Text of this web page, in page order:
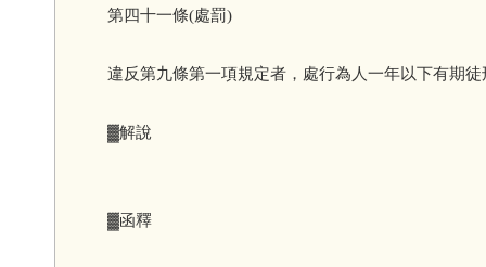
第四十一條(處罰)
違反第九條第一項規定者，處行為人一年以下有期
▓解說
▓函釋